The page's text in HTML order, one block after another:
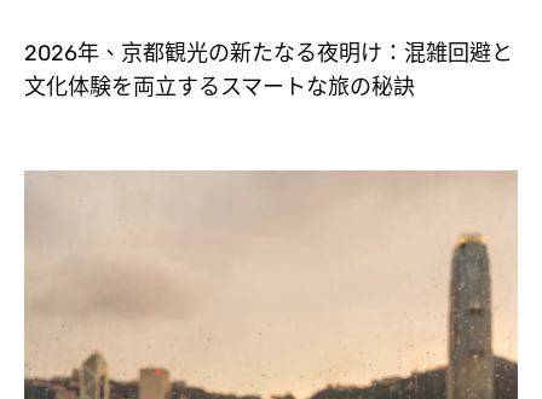
2026年、京都観光の新たなる夜明け：混雑回避と
文化体験を両立するスマートな旅の秘訣